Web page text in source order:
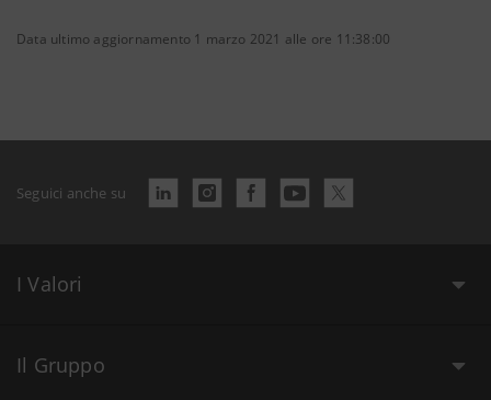
Data ultimo aggiornamento 1 marzo 2021 alle ore 11:38:00
Seguici anche su
I Valori
Il Gruppo